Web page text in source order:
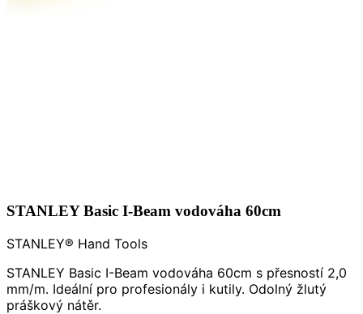
STANLEY Basic I-Beam vodováha 60cm
STANLEY® Hand Tools
STANLEY Basic I-Beam vodováha 60cm s přesností 2,0
mm/m. Ideální pro profesionály i kutily. Odolný žlutý
práškový nátěr.